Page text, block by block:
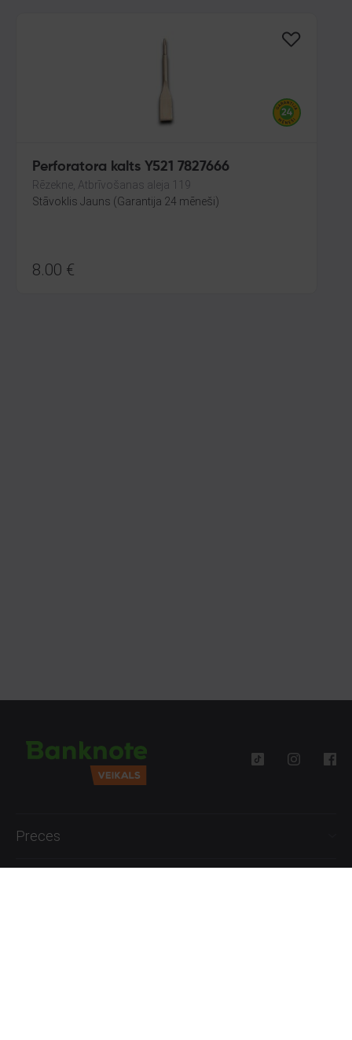
Perforatora kalts Y521 7827666
Rēzekne, Atbrīvošanas aleja 119
Stāvoklis Jauns (Garantija 24 mēneši)
8.00 €
Preces